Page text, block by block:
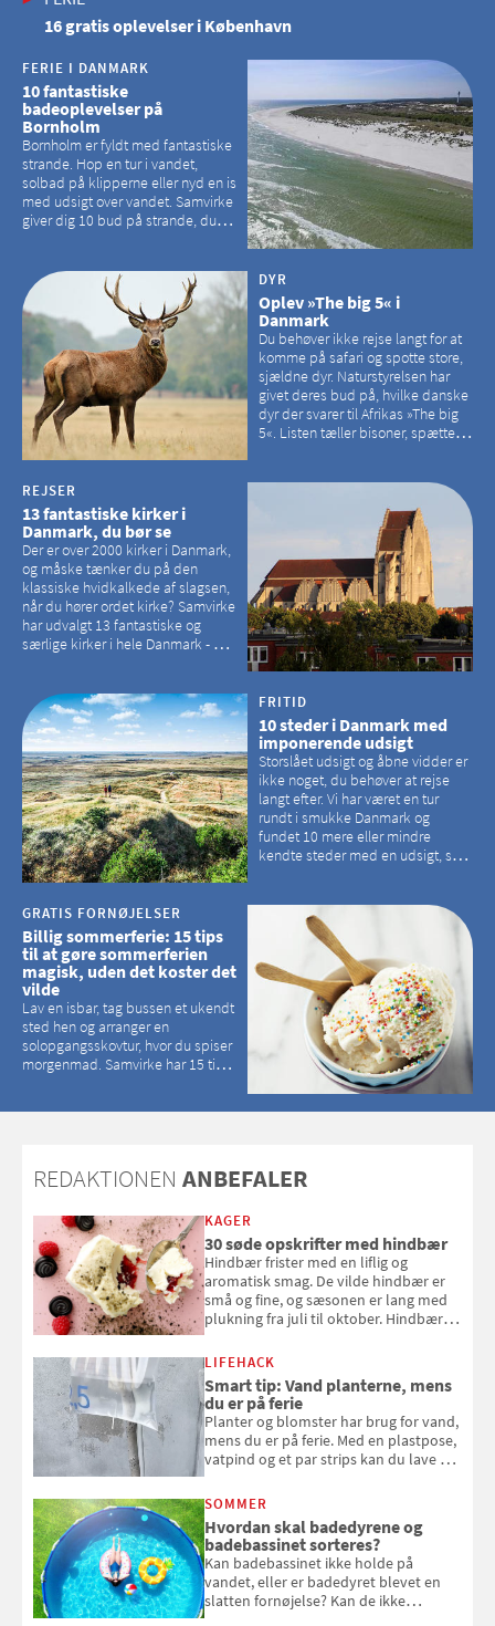
16 gratis oplevelser i København
FERIE I DANMARK
10 fantastiske
badeoplevelser på
Bornholm
Bornholm er fyldt med fantastiske
strande. Hop en tur i vandet,
solbad på klipperne eller nyd en is
med udsigt over vandet. Samvirke
giver dig 10 bud på strande, du
DYR
Oplev »The big 5« i
Danmark
Du behøver ikke rejse langt for at
komme på safari og spotte store,
sjældne dyr. Naturstyrelsen har
givet deres bud på, hvilke danske
dyr der svarer til Afrikas »The big
5«. Listen tæller bisoner, spættede
REJSER
13 fantastiske kirker i
Danmark, du bør se
Der er over 2000 kirker i Danmark,
og måske tænker du på den
klassiske hvidkalkede af slagsen,
når du hører ordet kirke? Samvirke
har udvalgt 13 fantastiske og
særlige kirker i hele Danmark - og
hvilke kirker, der er en omvej værd
FRITID
10 steder i Danmark med
imponerende udsigt
Storslået udsigt og åbne vidder er
ikke noget, du behøver at rejse
langt efter. Vi har været en tur
rundt i smukke Danmark og
fundet 10 mere eller mindre
kendte steder med en udsigt, som
GRATIS FORNØJELSER
Billig sommerferie: 15 tips
til at gøre sommerferien
magisk, uden det koster det
vilde
Lav en isbar, tag bussen et ukendt
sted hen og arranger en
solopgangsskovtur, hvor du spiser
morgenmad. Samvirke har 15 tips
REDAKTIONEN ANBEFALER
KAGER
30 søde opskrifter med hindbær
Hindbær frister med en liflig og
aromatisk smag. De vilde hindbær er
små og fine, og sæsonen er lang med
plukning fra juli til oktober. Hindbær
kan bruge dine hindbær i alt fra
bagværk og salater til is og syltning.
LIFEHACK
Smart tip: Vand planterne, mens
du er på ferie
Planter og blomster har brug for vand,
mens du er på ferie. Med en plastpose,
vatpind og et par strips kan du lave dit
at bede naboen om at vande eller
komme hjem til døde planter
SOMMER
Hvordan skal badedyrene og
badebassinet sorteres?
Kan badebassinet ikke holde på
vandet, eller er badedyret blevet en
slatten fornøjelse? Kan de ikke